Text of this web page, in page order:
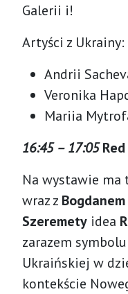
Galerii i!
Artyści z Ukrainy:
Andrii
Veronika
Mariia
16:45 – 17:05
Na wystawie ma
wraz z
Szeremety idea
zarazem
Ukraińskiej w
kontekście